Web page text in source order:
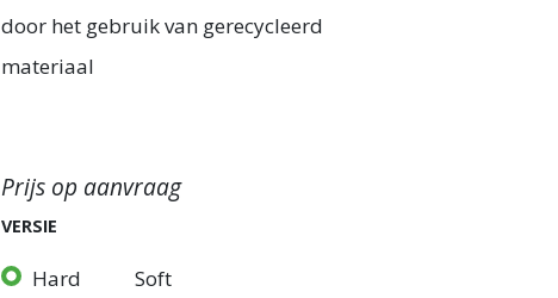
door het gebruik van gerecycleerd
materiaal
Prijs op aanvraag
VERSIE
Hard Soft